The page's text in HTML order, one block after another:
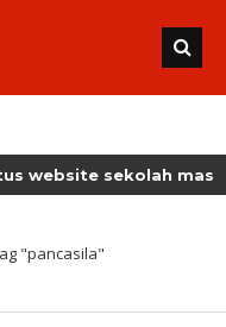
sekolah masehi
"pancasila"